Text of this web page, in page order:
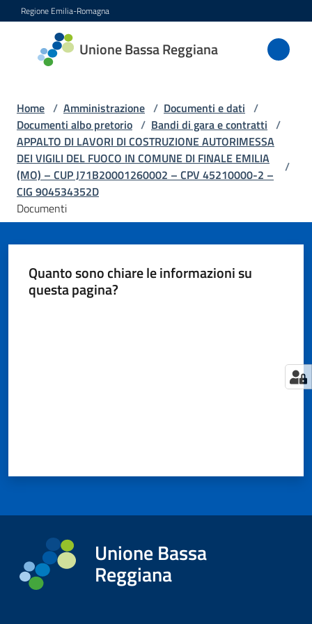
Vai al contenuto
Vai alla navigazione
Vai al footer
Regione Emilia-Romagna
Unione Bassa Reggiana
Unione
Bassa
Amministrazione
Menu selezionato
Novità
Servizi
l'Unione
su
Home / Amministrazione / Documenti e dati /
Documenti albo pretorio / Bandi di gara e contratti /
APPALTO DI LAVORI DI COSTRUZIONE AUTORIMESSA
DEI VIGILI DEL FUOCO IN COMUNE DI FINALE EMILIA
(MO) – CUP J71B20001260002 – CPV 45210000-2 –
CIG 904534352D
/
Documenti
Quanto sono chiare le informazioni su
questa pagina?
Unione Bassa
Reggiana